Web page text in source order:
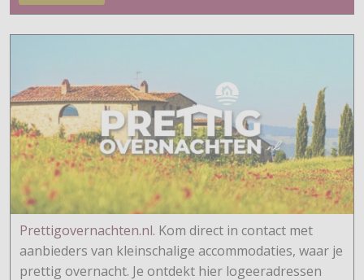
Prettigovernachten.nl. Kom direct in contact met
aanbieders van kleinschalige accommodaties, waar je
prettig overnacht. Je ontdekt hier logeeradressen